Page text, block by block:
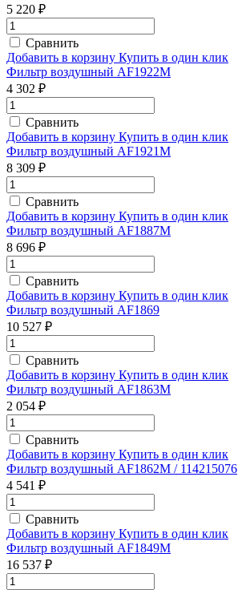
5 220 ₽
Сравнить
Добавить в корзину Купить в один клик
Фильтр воздушный AF1922M
4 302 ₽
Сравнить
Добавить в корзину Купить в один клик
Фильтр воздушный AF1921M
8 309 ₽
Сравнить
Добавить в корзину Купить в один клик
Фильтр воздушный AF1887M
8 696 ₽
Сравнить
Добавить в корзину Купить в один клик
Фильтр воздушный AF1869
10 527 ₽
Сравнить
Добавить в корзину Купить в один клик
Фильтр воздушный AF1863M
2 054 ₽
Сравнить
Добавить в корзину Купить в один клик
Фильтр воздушный AF1862M / 114215076
4 541 ₽
Сравнить
Добавить в корзину Купить в один клик
Фильтр воздушный AF1849M
16 537 ₽